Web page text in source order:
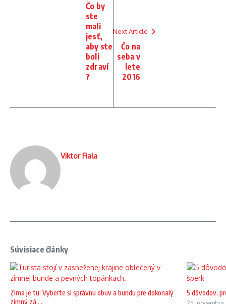
Čo by
ste
mali
jesť,
aby ste
boli
zdraví
?
Next Article
Čo na
seba v
lete
2016
Viktor Fiala
Súvisiace články
Zima je tu: Vyberte si správnu obuv a bundu pre dokonalý
zimný zá ...
5 dôvodov,